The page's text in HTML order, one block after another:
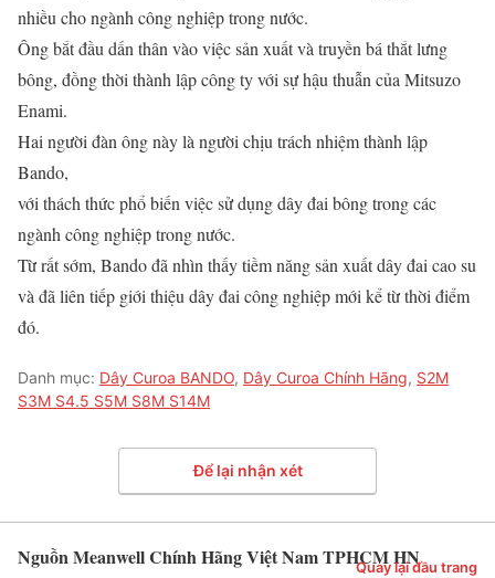
nhiều cho ngành công nghiệp trong nước.
Ông bắt đầu dấn thân vào việc sản xuất và truyền bá thắt lưng
bông, đồng thời thành lập công ty với sự hậu thuẫn của Mitsuzo
Enami.
Hai người đàn ông này là người chịu trách nhiệm thành lập
Bando,
với thách thức phổ biến việc sử dụng dây đai bông trong các
ngành công nghiệp trong nước.
Từ rất sớm, Bando đã nhìn thấy tiềm năng sản xuất dây đai cao su
và đã liên tiếp giới thiệu dây đai công nghiệp mới kể từ thời điểm
đó.
Danh mục: Dây Curoa BANDO, Dây Curoa Chính Hãng, S2M
S3M S4.5 S5M S8M S14M
Để lại nhận xét
Nguồn Meanwell Chính Hãng Việt Nam TPHCM HN
Quay lại đầu trang